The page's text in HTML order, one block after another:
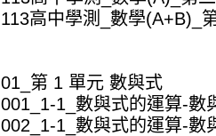
113高中學測_數學(A+B)_
01_第 1 單元 數與式
001_1-1_數與式的運算-數
002_1-1_數與式的運算-數